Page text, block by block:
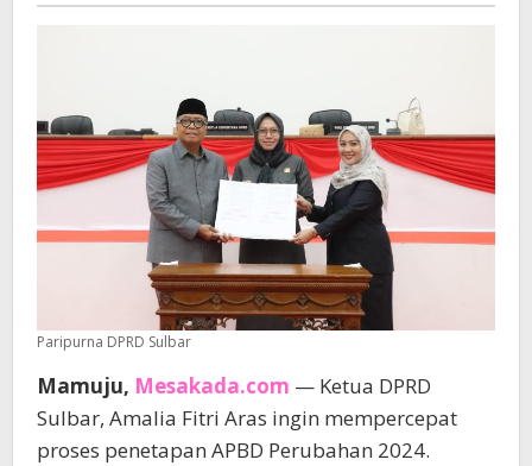
Paripurna DPRD Sulbar
Mamuju, Mesakada.com — Ketua DPRD
Sulbar, Amalia Fitri Aras ingin mempercepat
proses penetapan APBD Perubahan 2024.